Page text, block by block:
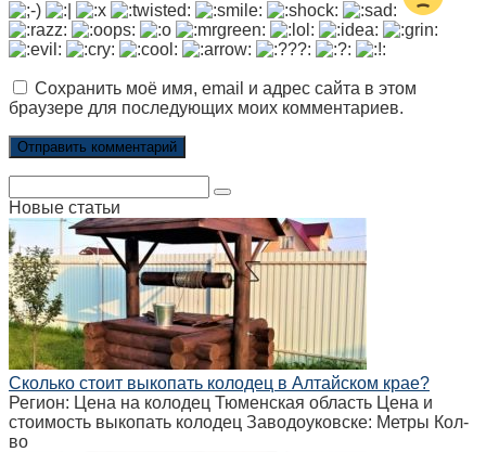
Сохранить моё имя, email и адрес сайта в этом
браузере для последующих моих комментариев.
Новые статьи
Сколько стоит выкопать колодец в Алтайском крае?
Регион: Цена на колодец Тюменская область Цена и
стоимость выкопать колодец Заводоуковске: Метры Кол-
во